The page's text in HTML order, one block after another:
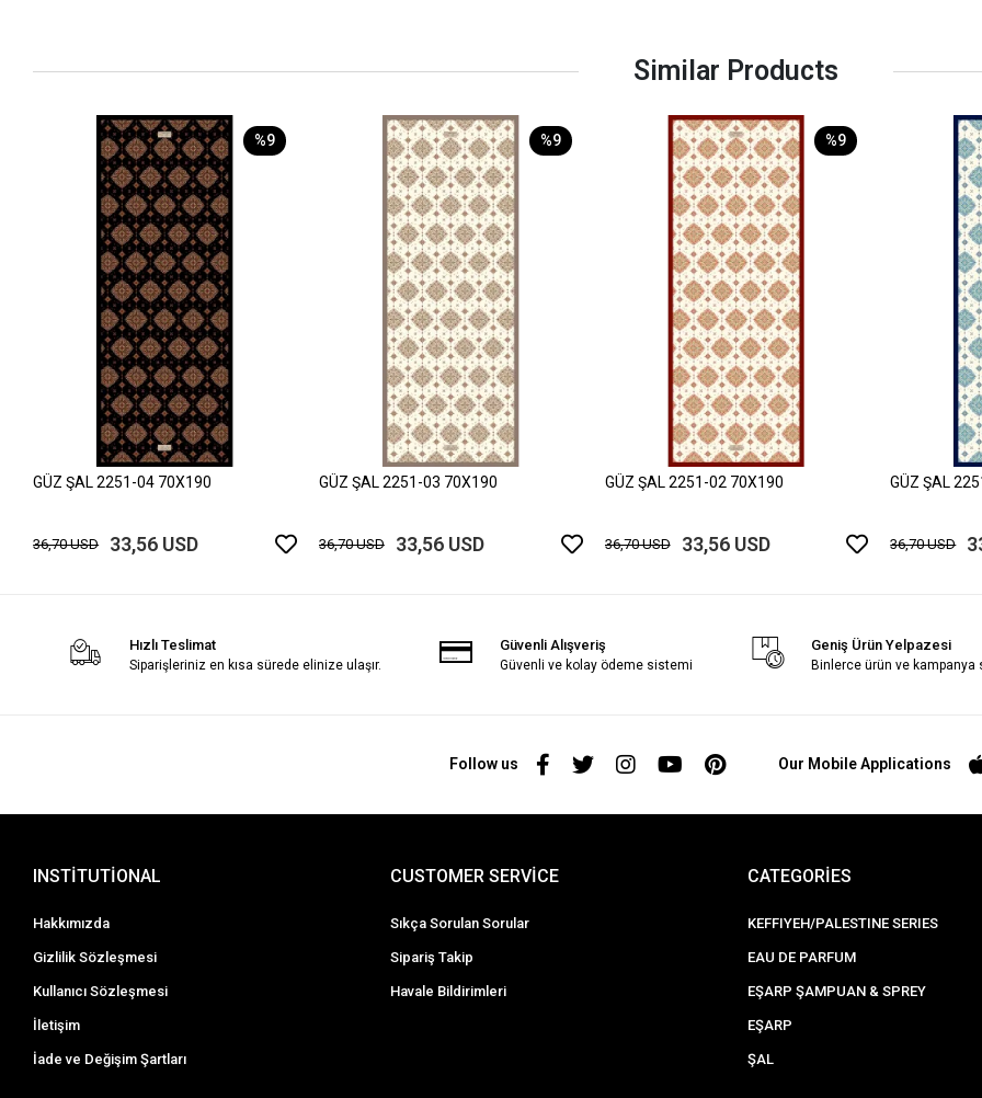
Similar Products
%9
GÜZ ŞAL 2251-04 70X190
36,70 USD 33,56 USD
%9
GÜZ ŞAL 2251-03 70X190
36,70 USD 33,56 USD
%9
GÜZ ŞAL 2251-02 70X190
36,70 USD 33,56 USD
GÜZ ŞAL
36,70 USD
Hızlı Teslimat
Siparişleriniz en kısa sürede elinize ulaşır.
Güvenli Alışveriş
Güvenli ve kolay ödeme sistemi
Geniş Ürün Yelpazesi
Binlerce ürün ve kampanya
Follow us Our Mobile Applications
INSTİTUTİONAL
Hakkımızda
Gizlilik Sözleşmesi
Kullanıcı Sözleşmesi
İletişim
İade ve Değişim Şartları
CUSTOMER SERVİCE
Sıkça Sorulan Sorular
Sipariş Takip
Havale Bildirimleri
CATEGORİES
KEFFIYEH/PALESTINE SERIES
EAU DE PARFUM
EŞARP ŞAMPUAN & SPREY
EŞARP
ŞAL